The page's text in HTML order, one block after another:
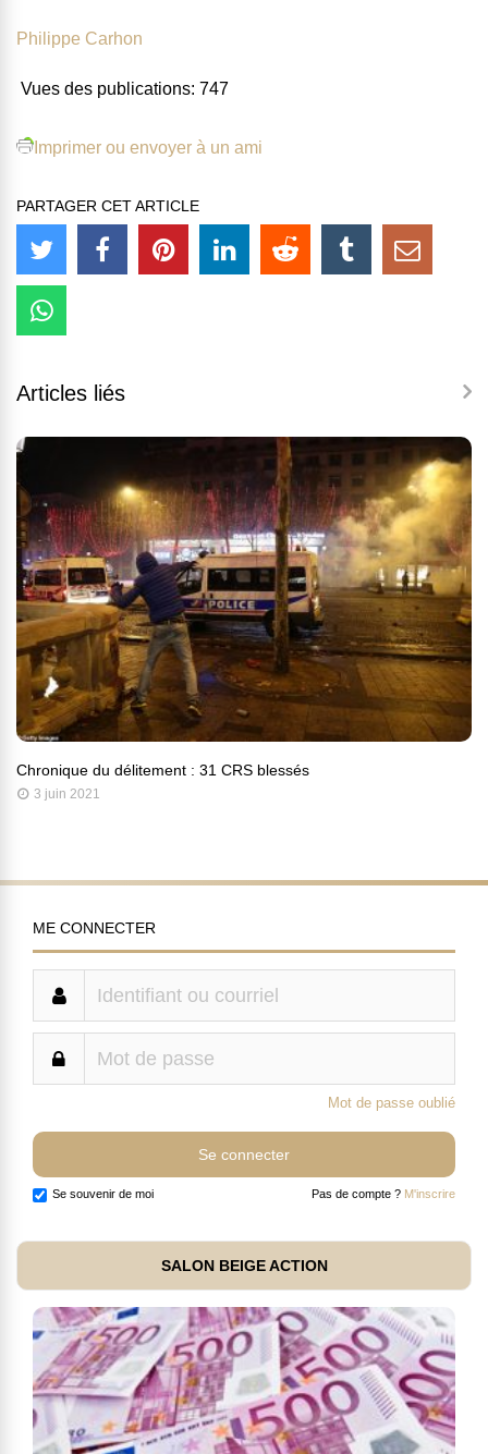
Philippe Carhon
Vues des publications: 747
Imprimer ou envoyer à un ami
PARTAGER CET ARTICLE
Articles liés
Chronique du délitement : 31 CRS blessés
3 juin 2021
ME CONNECTER
Mot de passe oublié
Se souvenir de moi Pas de compte ? M'inscrire
SALON BEIGE ACTION